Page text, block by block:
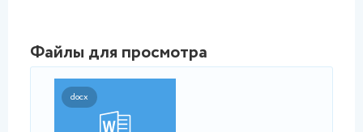
Файлы для просмотра
docx